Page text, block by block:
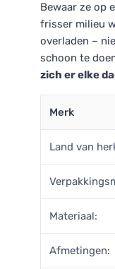
Bewaar ze op
frisser milieu
overladen –
schoon te
zich er elke
Merk
Land van
Materiaal:
Afmetingen: